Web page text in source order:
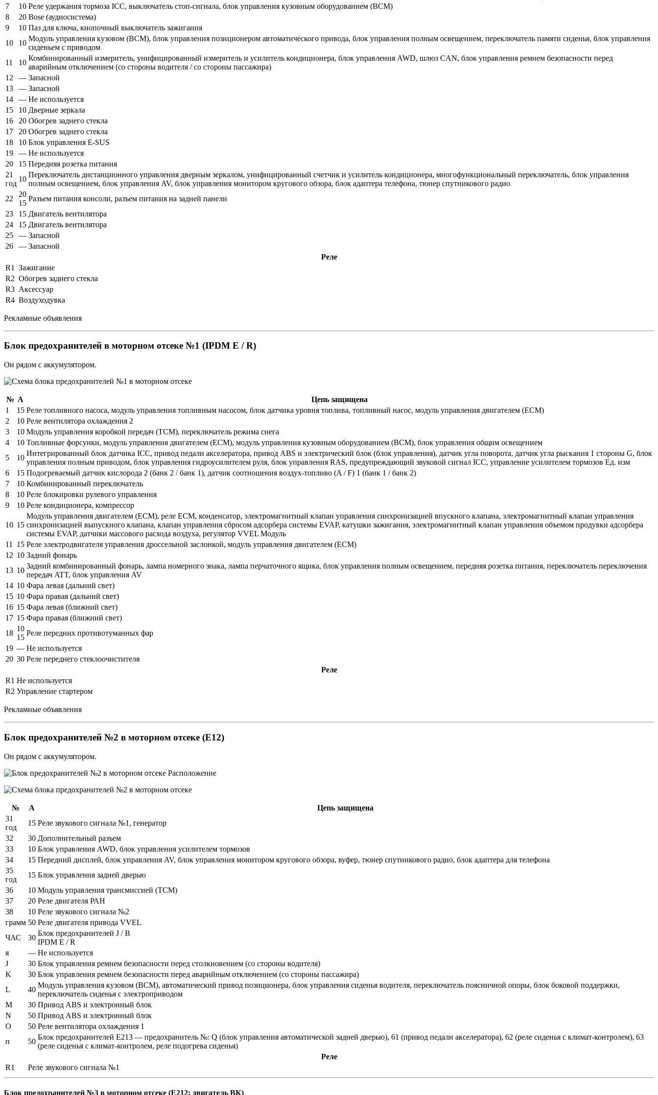
7
10 Реле удержания тормоза ICC, выключатель стоп-сигнала, блок управления кузовным оборудованием (BCM)
8
20 Bose (аудиосистема)
9
10 Паз для ключа, кнопочный выключатель зажигания
10
10
Модуль управления кузовом (BCM), блок управления позиционером автоматического привода, блок управления полным освещением, переключатель памяти сиденья, блок управления
сиденьем с приводом
11
10
Комбинированный измеритель, унифицированный измеритель и усилитель кондиционера, блок управления AWD, шлюз CAN, блок управления ремнем безопасности перед
аварийным отключением (со стороны водителя / со стороны пассажира)
12
— Запасной
13
— Запасной
14
— Не используется
15
10 Дверные зеркала
16
20 Обогрев заднего стекла
17
20 Обогрев заднего стекла
18
10 Блок управления E-SUS
19
— Не используется
20
15 Передняя розетка питания
21
год
10
Переключатель дистанционного управления дверным зеркалом, унифицированный счетчик и усилитель кондиционера, многофункциональный переключатель, блок управления
полным освещением, блок управления AV, блок управления монитором кругового обзора, блок адаптера телефона, тюнер спутникового радио
22
20
15
Разъем питания консоли, разъем питания на задней панели
23
15 Двигатель вентилятора
24
15 Двигатель вентилятора
25
— Запасной
26
— Запасной
Реле
R1
Зажигание
R2 Обогрев заднего стекла
R3 Аксессуар
R4 Воздуходувка
Рекламные объявления
Блок предохранителей в моторном отсеке №1 (IPDM E / R)
Он рядом с аккумулятором.
№ А
Цепь защищена
1
15 Реле топливного насоса, модуль управления топливным насосом, блок датчика уровня топлива, топливный насос, модуль управления двигателем (ECM)
2
10 Реле вентилятора охлаждения 2
3
10 Модуль управления коробкой передач (TCM), переключатель режима снега
4
10 Топливные форсунки, модуль управления двигателем (ECM), модуль управления кузовным оборудованием (BCM), блок управления общим освещением
5
10
Интегрированный блок датчика ICC, привод педали акселератора, привод ABS и электрический блок (блок управления), датчик угла поворота, датчик угла рыскания 1 стороны G, блок
управления полным приводом, блок управления гидроусилителем руля, блок управления RAS, предупреждающий звуковой сигнал ICC, управление усилителем тормозов Ед. изм
6
15 Подогреваемый датчик кислорода 2 (банк 2 / банк 1), датчик соотношения воздух-топливо (A / F) 1 (банк 1 / банк 2)
7
10 Комбинированный переключатель
8
10 Реле блокировки рулевого управления
9
10 Реле кондиционера, компрессор
10 15
Модуль управления двигателем (ЕСМ), реле ЕСМ, конденсатор, электромагнитный клапан управления синхронизацией впускного клапана, электромагнитный клапан управления
синхронизацией выпускного клапана, клапан управления сбросом адсорбера системы EVAP, катушки зажигания, электромагнитный клапан управления объемом продувки адсорбера
системы EVAP, датчики массового расхода воздуха, регулятор VVEL Модуль
11
15 Реле электродвигателя управления дроссельной заслонкой, модуль управления двигателем (ЕСМ)
12 10 Задний фонарь
13 10
Задний комбинированный фонарь, лампа номерного знака, лампа перчаточного ящика, блок управления полным освещением, передняя розетка питания, переключатель переключения
передач ATT, блок управления AV
14 10 Фара левая (дальний свет)
15 10 Фара правая (дальний свет)
16 15 Фара левая (ближний свет)
17 15 Фара правая (ближний свет)
18
10
15
Реле передних противотуманных фар
19 — Не используется
20 30 Реле переднего стеклоочистителя
Реле
R1 Не используется
R2 Управление стартером
Рекламные объявления
Блок предохранителей №2 в моторном отсеке (E12)
Он рядом с аккумулятором.
№ А
Цепь защищена
31
год
15 Реле звукового сигнала №1, генератор
32
30 Дополнительный разъем
33
10 Блок управления AWD, блок управления усилителем тормозов
34
15 Передний дисплей, блок управления AV, блок управления монитором кругового обзора, вуфер, тюнер спутникового радио, блок адаптера для телефона
35
год
15 Блок управления задней дверью
36
10 Модуль управления трансмиссией (TCM)
37
20 Реле двигателя РАН
38
10 Реле звукового сигнала №2
грамм 50 Реле двигателя привода VVEL
ЧАС
30
Блок предохранителей J / B
IPDM E / R
я
— Не используется
J
30 Блок управления ремнем безопасности перед столкновением (со стороны водителя)
K
30 Блок управления ремнем безопасности перед аварийным отключением (со стороны пассажира)
L
40
Модуль управления кузовом (BCM), автоматический привод позиционера, блок управления сиденья водителя, переключатель поясничной опоры, блок боковой поддержки,
переключатель сиденья с электроприводом
M
30 Привод ABS и электронный блок
N
50 Привод ABS и электронный блок
О
50 Реле вентилятора охлаждения 1
п
50
Блок предохранителей E213 — предохранитель №: Q (блок управления автоматической задней дверью), 61 (привод педали акселератора), 62 (реле сиденья с климат-контролем), 63
(реле сиденья с климат-контролем, реле подогрева сиденья)
Реле
R1
Реле звукового сигнала №1
Блок предохранителей №3 в моторном отсеке (E212; двигатель ВК)